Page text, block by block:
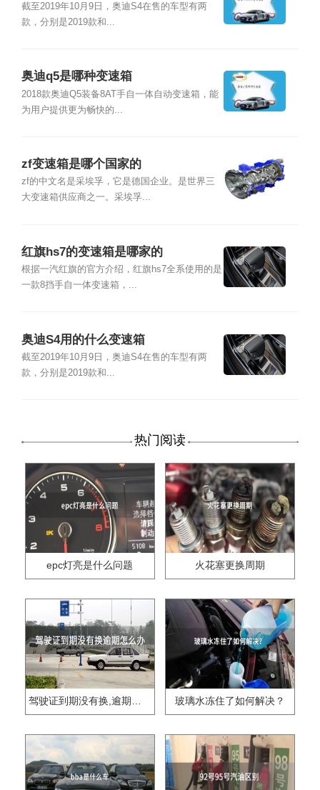
截至2019年10月9日，奥迪S4在售的车型有两
款，分别是2019款和...
奥迪q5是哪种变速箱
2018款奥迪Q5装备8AT手自一体自动变速箱，能
为用户提供更为畅快的...
zf变速箱是哪个国家的
zf的中文名是采埃孚，它是德国企业。是世界三
大变速箱供应商之一。采埃孚...
红旗hs7的变速箱是哪家的
根据一汽红旗的官方介绍，红旗hs7全系使用的是
一款8挡手自一体变速箱，...
奥迪S4用的什么变速箱
截至2019年10月9日，奥迪S4在售的车型有两
款，分别是2019款和...
热门阅读
epc灯亮是什么问题 火花塞更换周期
驾驶证到期没有换,逾期怎么办?? 玻璃水冻住了如何解决？